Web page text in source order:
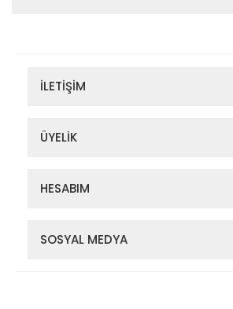
İLETİŞİM
ÜYELİK
HESABIM
SOSYAL MEDYA